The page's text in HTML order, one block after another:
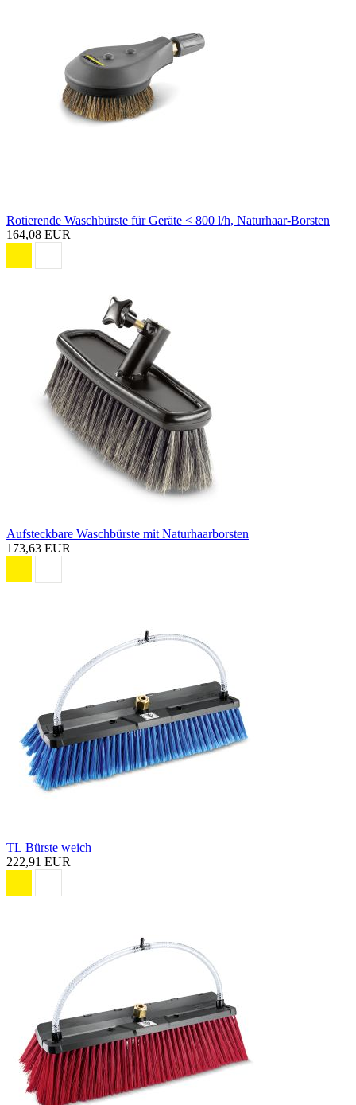
Rotierende Waschbürste für Geräte < 800 l/h, Naturhaar-Borsten
164,08 EUR
Aufsteckbare Waschbürste mit Naturhaarborsten
173,63 EUR
TL Bürste weich
222,91 EUR